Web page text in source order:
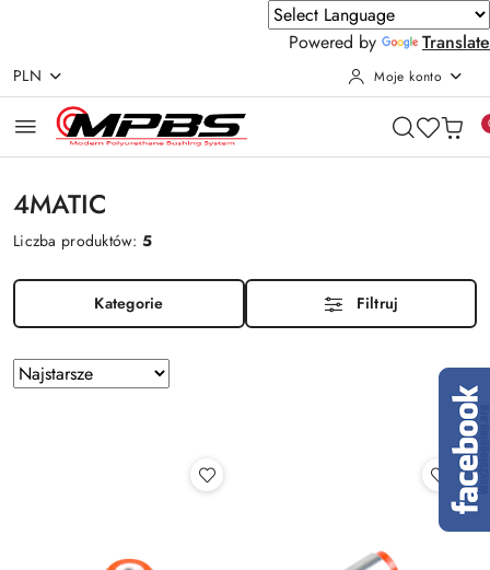
Powered by
Translate
Przejdź do treści głównej
Przejdź do wyszukiwarki
Przejdź do moje konto
Przejdź do menu głównego
Przejdź do stopki
PLN Moje konto
4MATIC
Liczba produktów:5
Kategorie Filtruj
Zastosowano
sortowanie:
Sortuj
według